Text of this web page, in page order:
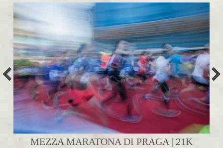
MEZZA MARATONA DI PRAGA | 21K